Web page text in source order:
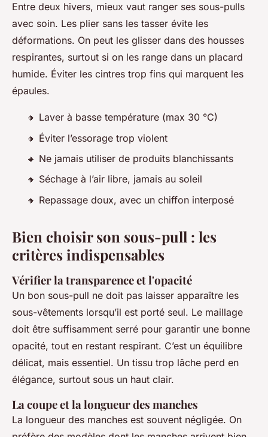
Entre deux hivers, mieux vaut ranger ses sous-pulls
avec soin. Les plier sans les tasser évite les
déformations. On peut les glisser dans des housses
respirantes, surtout si on les range dans un placard
humide. Éviter les cintres trop fins qui marquent les
épaules.
🔸 Laver à basse température (max 30 °C)
🔸 Éviter l’essorage trop violent
🔸 Ne jamais utiliser de produits blanchissants
🔸 Séchage à l’air libre, jamais au soleil
🔸 Repassage doux, avec un chiffon interposé
Bien choisir son sous-pull : les
critères indispensables
Vérifier la transparence et l'opacité
Un bon sous-pull ne doit pas laisser apparaître les
sous-vêtements lorsqu’il est porté seul. Le maillage
doit être suffisamment serré pour garantir une bonne
opacité, tout en restant respirant. C’est un équilibre
délicat, mais essentiel. Un tissu trop lâche perd en
élégance, surtout sous un haut clair.
La coupe et la longueur des manches
La longueur des manches est souvent négligée. On